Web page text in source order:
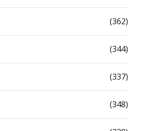
(362)
(344)
(337)
(348)